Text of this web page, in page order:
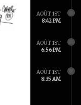
AOÛT 1ST
8:42 PM
AOÛT 1ST
6:56 PM
AOÛT 1ST
8:35 AM